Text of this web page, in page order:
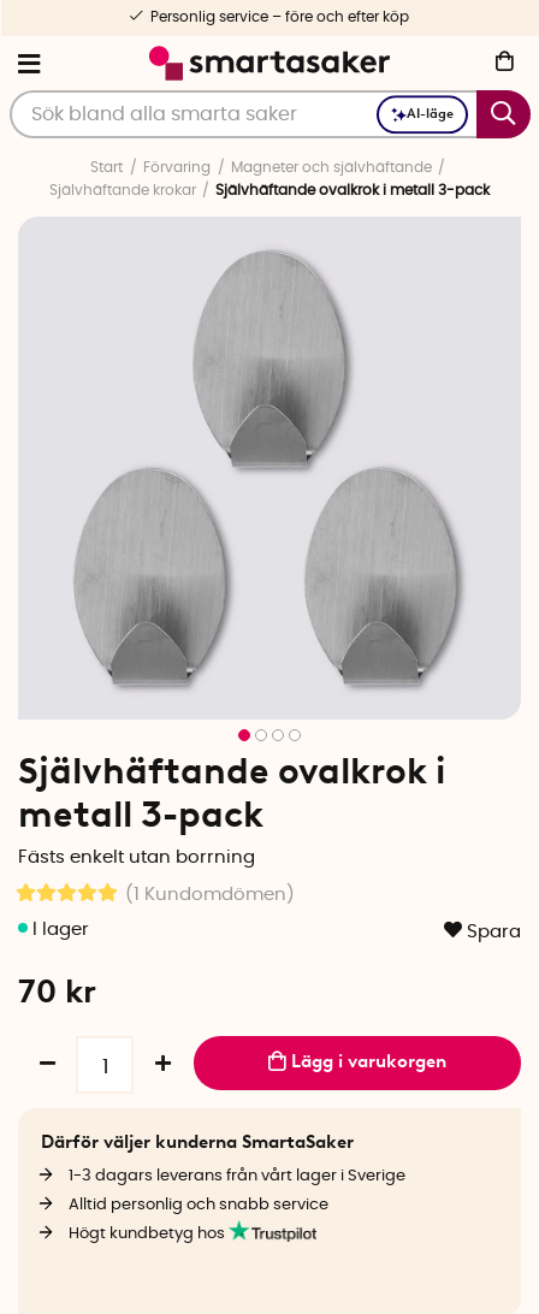
AI-läge
Personlig service – före och efter köp
Start Förvaring
Magneter och självhäftande
Självhäftande krokar
Självhäftande ovalkrok i metall 3-pack
Självhäftande ovalkrok i
metall 3-pack
Fästs enkelt utan borrning
(1 Kundomdömen )
Spara
70 kr
Lägg i varukorgen
Därför väljer kunderna SmartaSaker
1-3 dagars leverans från vårt lager i Sverige
Alltid personlig och snabb service
Högt kundbetyg hos